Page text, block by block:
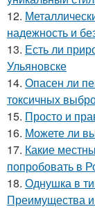
12.
надежность и
13. Есть ли
Ульяновске
14. Опасен ли
токсичных
15. Просто и
16. Можете ли
17. Какие
попробовать в
18. Однушка в
Преимущества и